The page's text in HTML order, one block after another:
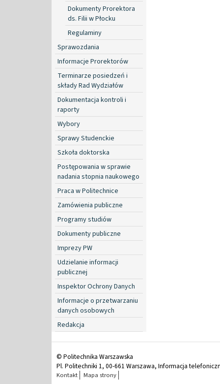
Dokumenty Prorektora
ds. Filii w Płocku
Regulaminy
Sprawozdania
Informacje Prorektorów
Terminarze posiedzeń i
składy Rad Wydziałów
Dokumentacja kontroli i
raporty
Wybory
Sprawy Studenckie
Szkoła doktorska
Postępowania w sprawie
nadania stopnia naukowego
Praca w Politechnice
Zamówienia publiczne
Programy studiów
Dokumenty publiczne
Imprezy PW
Udzielanie informacji
publicznej
Inspektor Ochrony Danych
Informacje o przetwarzaniu
danych osobowych
Redakcja
© Politechnika Warszawska
Pl. Politechniki 1, 00-661 Warszawa, Informacja
Kontakt Mapa strony